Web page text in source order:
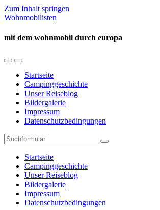
Zum Inhalt springen
Wohnmobilisten
mit dem wohnmobil durch europa
Mobil-
umschalten
Suchfeld
umschalten
Startseite
Campinggeschichte
Unser Reiseblog
Bildergalerie
Impressum
Datenschutzbedingungen
Suchen
Startseite
Campinggeschichte
Unser Reiseblog
Bildergalerie
Impressum
Datenschutzbedingungen